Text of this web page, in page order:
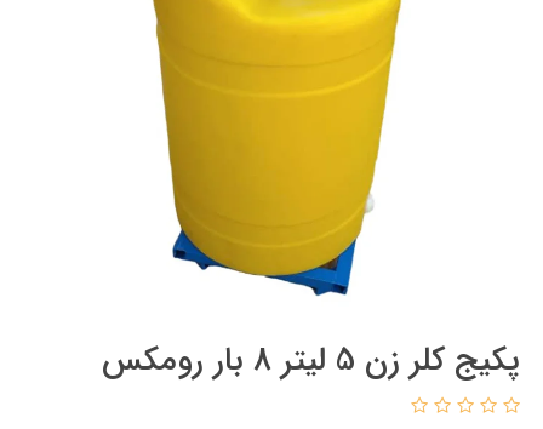
پکیج کلر زن 5 لیتر 8 بار رومکس